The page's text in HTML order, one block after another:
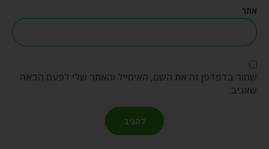
אתר
שמור בדפדפן זה את השם, האימייל והאתר שלי לפעם הבאה
שאגיב.